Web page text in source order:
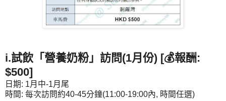
i.​試飲「營養奶粉」訪問(1月份) [💰報酬:
$500]
日期: 1月中-1月尾
時間: 每次訪問約40-45分鐘(11:00-19:00內, 時間任選)